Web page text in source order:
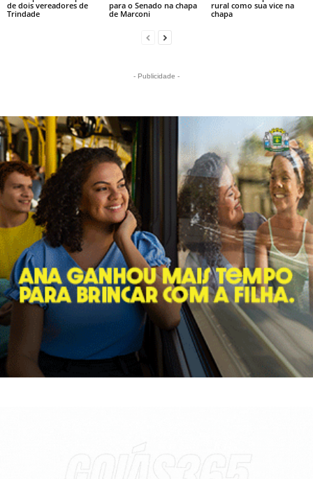
de dois vereadores de
Trindade
para o Senado na chapa
de Marconi
rural como sua vice na
chapa
- Publicidade -